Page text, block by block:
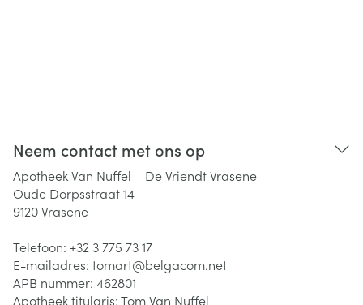
Neem contact met ons op
Apotheek Van Nuffel – De Vriendt Vrasene
Oude Dorpsstraat 14
9120Vrasene
Telefoon: +32 3 775 73 17
E-mailadres: tomart@belgacom.net
APB nummer: 462801
Apotheek titularis:Tom Van Nuffel